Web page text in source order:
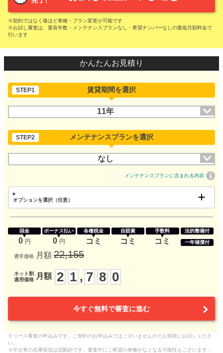
※契約ではなく後ほど車種・プラン変更が可能です
※お試し審査は、最長年数・メンテナンスプランなし・希望ナンバーなしの最低月額料金で
行います
かんたんお見積り
STEP1 賃貸期間を選択
11年
STEP2 メンテナンスプランを選択
なし
メンテナンスプランに含まれる内容
オプションを選択（任意）
頭金
0 円
ボーナス払い
0 円
各種税金
コミ
自賠責
コミ
手数料
コミ
法的整備付
一年補償付
通常価格 月額 22,155
ネット割
適用価格
月額 2 1 , 7 8 0
今すぐ無料で審査に進む
※リース審査の申込みです。ご契約のお申込みではございませんのでお気軽にお試しくださ
い。
※中古車の在庫状況は流動的です。審査中にご希望の車種がなくなる可能性もございます。